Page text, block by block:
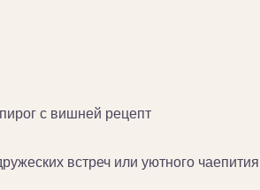
встреч или уютного